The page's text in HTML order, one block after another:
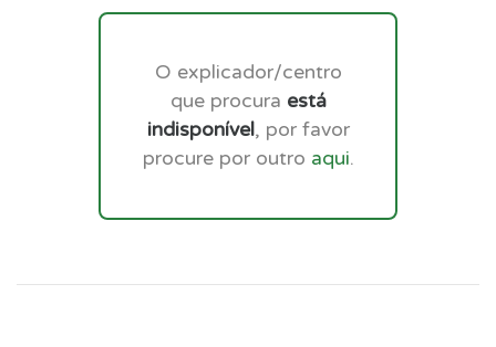
O explicador/centro
que procura está
indisponível, por favor
procure por outro aqui.